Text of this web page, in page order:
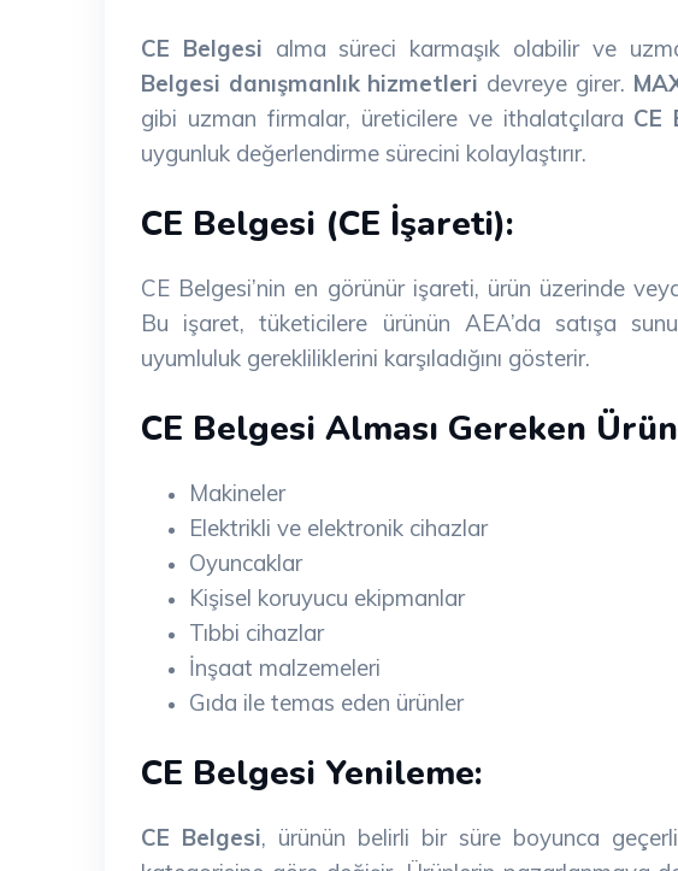
CE Belgesi alma süreci karmaşık olabilir ve
Belgesi danışmanlık hizmetleri devreye girer.
gibi uzman firmalar, üreticilere ve ithalatçılara CE
uygunluk değerlendirme sürecini kolaylaştırır.
CE Belgesi (CE İşareti):
CE Belgesi’nin en görünür işareti, ürün üzerinde
Bu işaret, tüketicilere ürünün AEA’da satışa
uyumluluk gerekliliklerini karşıladığını gösterir.
CE Belgesi Alması Gereken
Makineler
Elektrikli ve elektronik cihazlar
Oyuncaklar
Kişisel koruyucu ekipmanlar
Tıbbi cihazlar
İnşaat malzemeleri
Gıda ile temas eden ürünler
CE Belgesi Yenileme:
CE Belgesi, ürünün belirli bir süre boyunca